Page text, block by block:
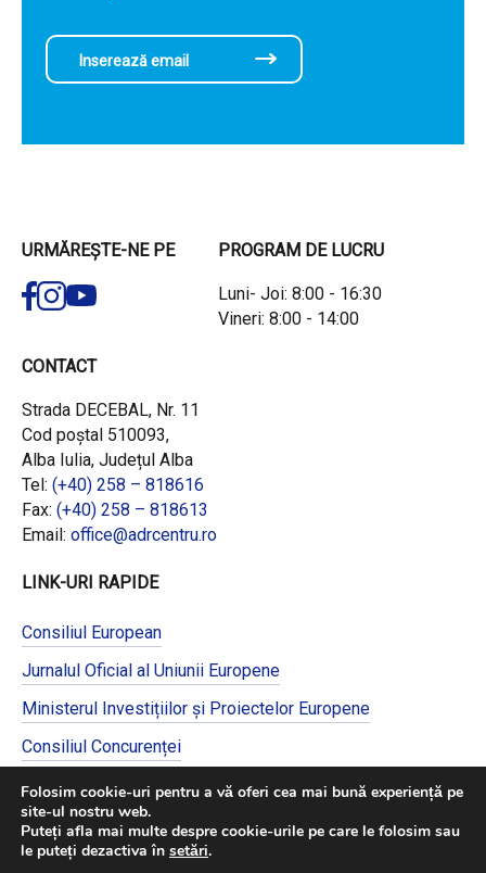
URMĂREȘTE-NE PE PROGRAM DE LUCRU
Luni- Joi: 8:00 - 16:30
Vineri: 8:00 - 14:00
CONTACT
Strada DECEBAL, Nr. 11
Cod poștal 510093,
Alba Iulia, Județul Alba
Tel: (+40) 258 – 818616
Fax: (+40) 258 – 818613
Email: office@adrcentru.ro
LINK-URI RAPIDE
Consiliul European
Jurnalul Oficial al Uniunii Europene
Ministerul Investițiilor și Proiectelor Europene
Consiliul Concurenței
programe cofinanțate de Uniunea Europeană,
vă invităm să vizitațihttps://mfe.gov.ro/
Folosim cookie-uri pentru a vă oferi cea mai bună experiență pe
site-ul nostru web.
Puteți afla mai multe despre cookie-urile pe care le folosim sau
le puteți dezactiva în setări.